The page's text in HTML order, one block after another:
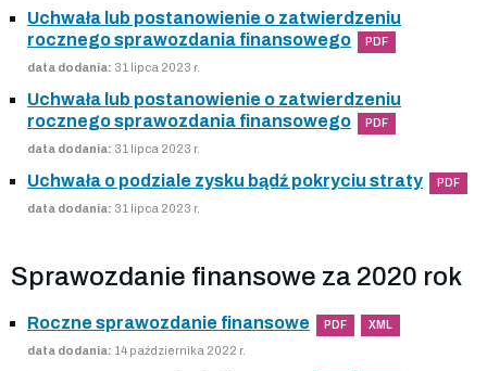
Uchwała lub postanowienie o zatwierdzeniu
rocznego sprawozdania finansowego
PDF
data dodania: 31 lipca 2023 r.
Uchwała lub postanowienie o zatwierdzeniu
rocznego sprawozdania finansowego
PDF
data dodania: 31 lipca 2023 r.
Uchwała o podziale zysku bądź pokryciu straty PDF
data dodania: 31 lipca 2023 r.
Sprawozdanie finansowe za 2020 rok
Roczne sprawozdanie finansowe PDF XML
data dodania: 14 października 2022 r.